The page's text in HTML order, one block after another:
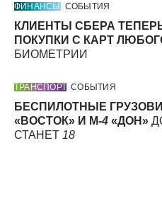
ФИНАНСЫ СОБЫТИЯ
КЛИЕНТЫ СБЕРА
ПОКУПКИ С КАРТ
БИОМЕТРИИ
ТРАНСПОРТ СОБЫТИЯ
БЕСПИЛОТНЫЕ
«ВОСТОК» И М-4 «ДОН»
СТАНЕТ 18